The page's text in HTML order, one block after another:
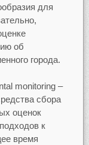
для
об
города.
monitoring –
сбора
оценок
к
время